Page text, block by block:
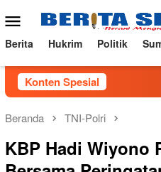
ke
konten
Menu
Mobile
Berita Hukrim Politik
Konten Spesial
Beranda TNI-Polri
KBP Hadi Wiyono